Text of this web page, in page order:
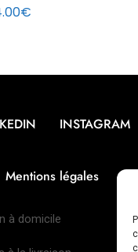
€
INSTAGRAM
Mentions légales
à domicile